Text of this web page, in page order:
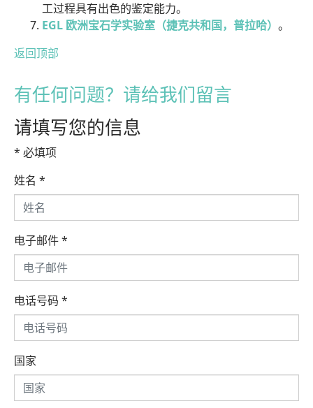
工过程具有出色的鉴定能力。
EGL 欧洲宝石学实验室（捷克共和国，普拉哈） 。
返回顶部
有任何问题？请给我们留言
请填写您的信息
* 必填项
姓名 *
电子邮件*
电话号码 *
国家